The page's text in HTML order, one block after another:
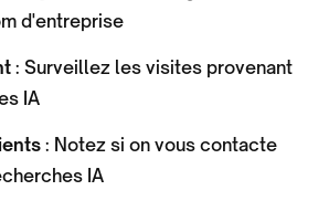
d'entreprise
: Surveillez les visites provenant
IA
: Notez si on vous contacte
IA